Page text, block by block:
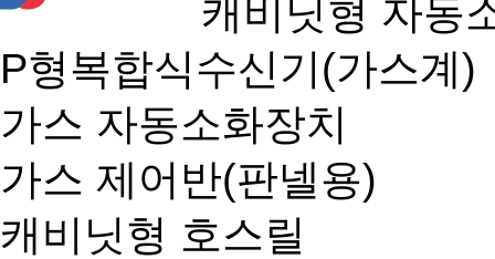
캐비닛형 자동
P형복합식수신기(가스계)
가스 자동소화장치
가스 제어반(판넬용)
캐비닛형 호스릴